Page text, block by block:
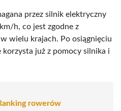
przez silnik elektryczny
h, co jest zgodne z
wielu krajach. Po osiągnięciu
już z pomocy silnika i
rowerów